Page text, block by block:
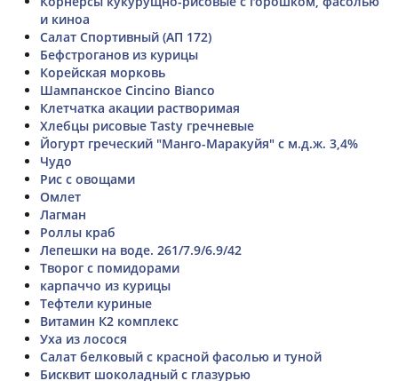
и киноа
Салат Спортивный (АП 172)
Бефстроганов из курицы
Корейская морковь
Шампанское Cincino Bianco
Клетчатка акации растворимая
Хлебцы рисовые Tasty гречневые
Йогурт греческий "Манго-Маракуйя" с м.д.ж. 3,4%
Чудо
Рис с овощами
Омлет
Лагман
Роллы краб
Лепешки на воде. 261/7.9/6.9/42
Творог с помидорами
карпаччо из курицы
Тефтели куриные
Витамин К2 комплекс
Уха из лосося
Салат белковый с красной фасолью и туной
Бисквит шоколадный с глазурью